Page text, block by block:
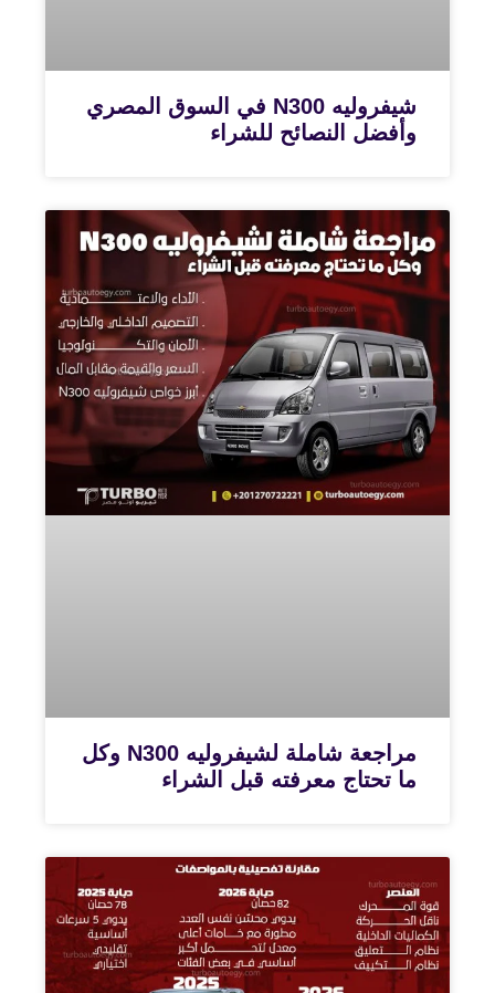
شيفروليه N300 في السوق المصري
وأفضل النصائح للشراء
مراجعة شاملة لشيفروليه N300 وكل
ما تحتاج معرفته قبل الشراء